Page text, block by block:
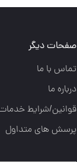
صفحات دیگر
تماس با ما
درباره ما
قوانین/شرایط
پرسش های متداول